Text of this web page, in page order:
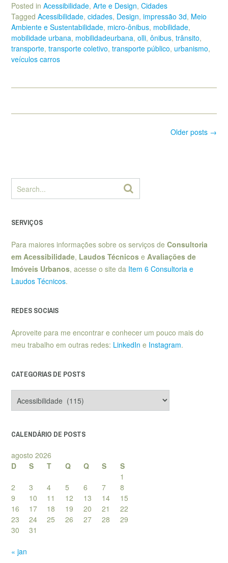
Posted in Acessibilidade, Arte e Design, Cidades
Tagged Acessibilidade, cidades, Design, impressão 3d, Meio
Ambiente e Sustentabilidade, micro-ônibus, mobilidade,
mobilidade urbana, mobilidadeurbana, olli, ônibus, trânsito,
transporte, transporte coletivo, transporte público, urbanismo,
veículos carros
Older posts →
SERVIÇOS
Para maiores informações sobre os serviços de Consultoria
em Acessibilidade, Laudos Técnicos e Avaliações de
Imóveis Urbanos, acesse o site da Item 6 Consultoria e
Laudos Técnicos.
REDES SOCIAIS
Aproveite para me encontrar e conhecer um pouco mais do
meu trabalho em outras redes: LinkedIn e Instagram.
CATEGORIAS DE POSTS
de
CALENDÁRIO DE POSTS
agosto 2026
D
S T Q Q S
S
1
2
3 4 5 6 7
8
9
10 11 12 13 14
15
16
17 18 19 20 21
22
23
24 25 26 27 28
29
30
31
« jan